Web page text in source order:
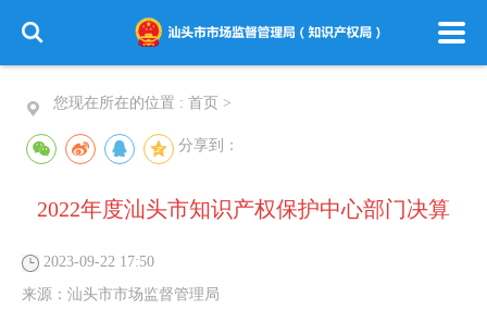
您现在所在的位置 : 首页 >
分享到：
2022年度汕头市知识产权保护中心部门决算
2023-09-22 17:50
来源： 汕头市市场监督管理局